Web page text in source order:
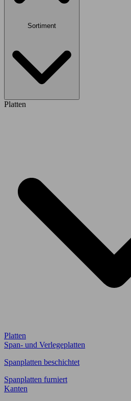
Sortiment
Platten
Platten
Span- und Verlegeplatten
Spanplatten beschichtet
Spanplatten furniert
Kanten